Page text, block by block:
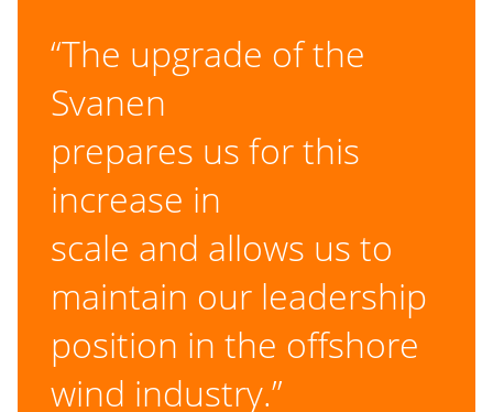
“The upgrade of the
Svanen
prepares us for this
increase in
scale and allows us to
maintain our leadership
position in the offshore
wind industry.”